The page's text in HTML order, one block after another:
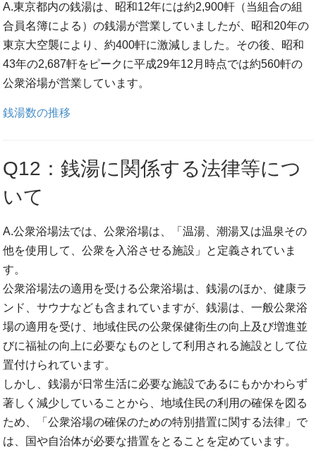
A.東京都内の銭湯は、昭和12年には約2,900軒（当組合の組
合員名簿による）の銭湯が営業していましたが、昭和20年の
東京大空襲により、約400軒に激減しました。その後、昭和
43年の2,687軒をピークに平成29年12月時点では約560軒の
公衆浴場が営業しています。
銭湯数の推移
Q12：銭湯に関係する法律等につ
いて
A.公衆浴場法では、公衆浴場は、「温湯、潮湯又は温泉その
他を使用して、公衆を入浴させる施設」と定義されていま
す。
公衆浴場法の適用を受ける公衆浴場は、銭湯のほか、健康ラ
ンド、サウナなども含まれていますが、銭湯は、一般公衆浴
場の適用を受け、地域住民の公衆保健衛生の向上及び増進並
びに福祉の向上に必要なものとして利用される施設として位
置付けられています。
しかし、銭湯が日常生活に必要な施設であるにもかかわらず
著しく減少していることから、地域住民の利用の確保を図る
ため、「公衆浴場の確保のための特別措置に関する法律」で
は、国や自治体が必要な措置をとることを定めています。